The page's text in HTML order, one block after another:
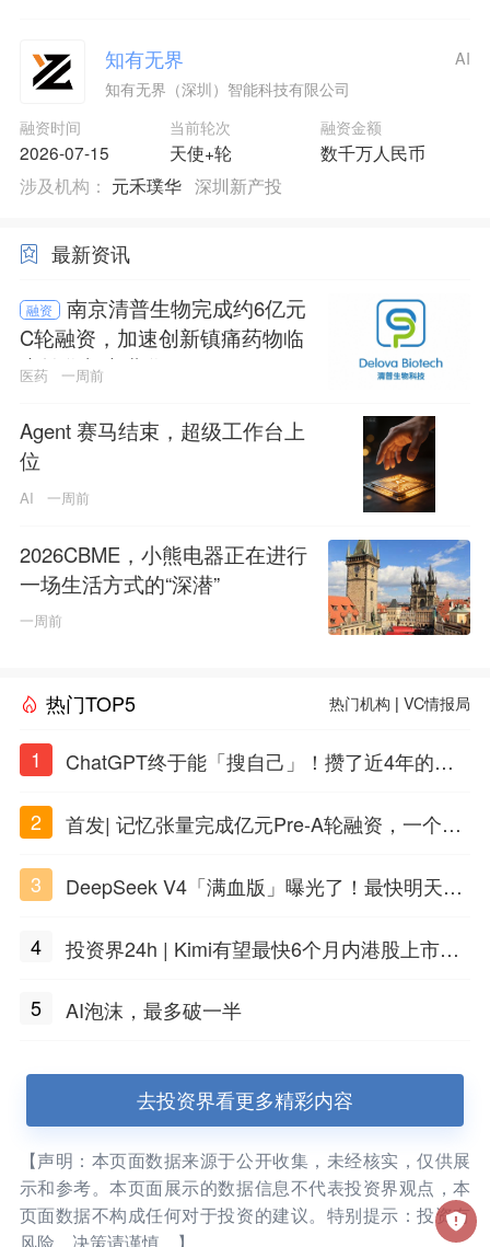
知有无界
知有无界（深圳）智能科技有限公司
融资时间
2026-07-15
当前轮次
天使+轮
融资金额
数千万人民币
AI
涉及机构： 元禾璞华 深圳新产投
最新资讯
融资
南京清普生物完成约6亿元
C轮融资，加速创新镇痛药物临
床转化与商业化
医药 一周前
Agent 赛马结束，超级工作台上
位
AI 一周前
2026CBME，小熊电器正在进行
一场生活方式的“深潜”
一周前
热门TOP5 热门机构 |VC情报局
1
ChatGPT终于能「搜自己」！攒了近4年的对
2
首发| 记忆张量完成亿元Pre-A轮融资，一个上
3
DeepSeek V4「满血版」曝光了！最快明天发
4
投资界24h | Kimi有望最快6个月内港股上市；
5
AI泡沫，最多破一半
去投资界看更多精彩内容
【声明：本页面数据来源于公开收集，未经核实，仅供展
示和参考。本页面展示的数据信息不代表投资界观点，本
页面数据不构成任何对于投资的建议。特别提示：投资有
风险，决策请谨慎。】